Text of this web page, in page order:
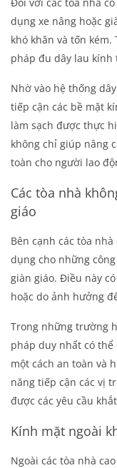
dụng xe nâng hoặc
khó khăn và tốn
pháp đu dây lau
Nhờ vào hệ thống
tiếp cận các bề mặt
làm sạch được thực
không chỉ giúp nâng
toàn cho người lao
Các tòa nhà
giáo
Bên cạnh các tòa
dụng cho những
giàn giáo. Điều này
hoặc do ảnh hưởng
Trong những trường
pháp duy nhất có thể
một cách an toàn và
năng tiếp cận các vị
được các yêu cầu
Kính mặt ngoài
Ngoài các tòa nhà